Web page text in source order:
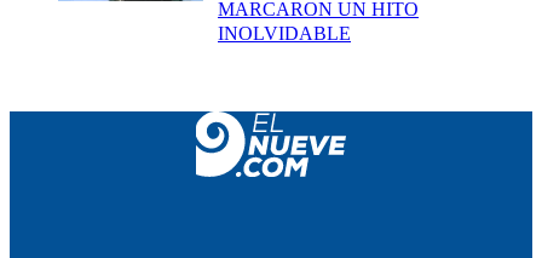
MARCARON UN HITO
INOLVIDABLE